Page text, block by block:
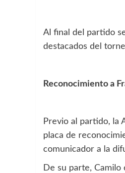
Al final del partido
destacados del
Reconocimiento a
Previo al partido, la
placa de
comunicador a la
De su parte,